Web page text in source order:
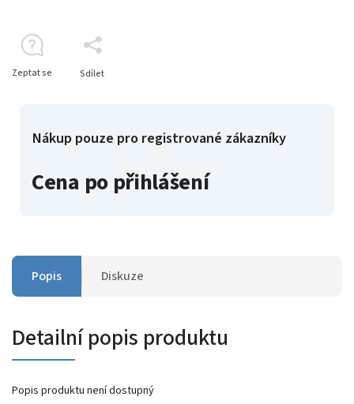
Cena po přihlášení
Nákup pouze pro registrované zákazníky
Zeptat se Sdílet
Popis Diskuze
Detailní popis produktu
Popis produktu není dostupný